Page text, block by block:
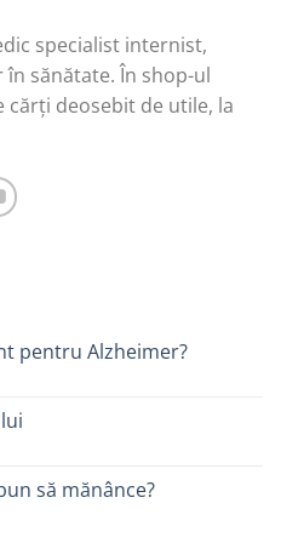
specialist internist,
sănătate. În shop-ul
cărți deosebit de utile, la
pentru Alzheimer?
să mănânce?